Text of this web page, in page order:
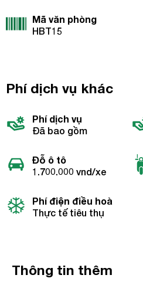
Mã văn phòng
HBT15
Phí dịch vụ khác
Phí dịch vụ
Đã bao gồm
Đỗ ô tô
1.700.000 vnd/xe
Phí điện điều hoà
Thực tế tiêu thụ
Thông tin thêm